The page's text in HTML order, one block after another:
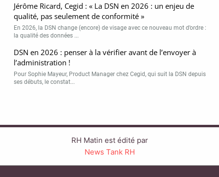
Jérôme Ricard, Cegid : « La DSN en 2026 : un enjeu de
qualité, pas seulement de conformité »
En 2026, la DSN change (encore) de visage avec ce nouveau mot d’ordre :
la qualité des données ...
DSN en 2026 : penser à la vérifier avant de l’envoyer à
l’administration !
Pour Sophie Mayeur, Product Manager chez Cegid, qui suit la DSN depuis
ses débuts, le constat...
RH Matin est édité par
News Tank RH